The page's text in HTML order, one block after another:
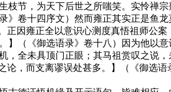
，为天下后世之所嗤笑。实怜禅宗
卷十四序文）然而雍正其实正是鱼
正因雍正全以意识心测度真悟祖师公
（《御选语录》卷十八）因为他以
全未具顶门正眼；其马祖赏叹之说
论，而支离谬误处甚多。】（《御选